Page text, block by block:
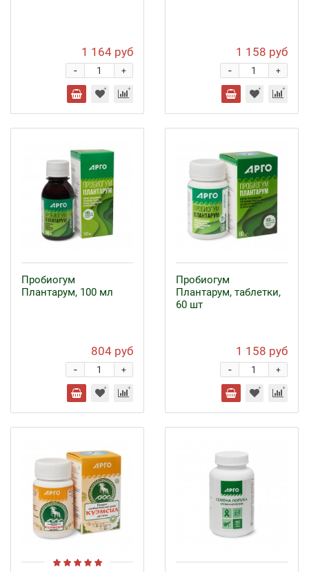
1 164 руб
+
-
1 158 руб
+
-
Пробиогум
Плантарум, 100 мл
804 руб
+
-
Пробиогум
Плантарум, таблетки,
60 шт
1 158 руб
+
-